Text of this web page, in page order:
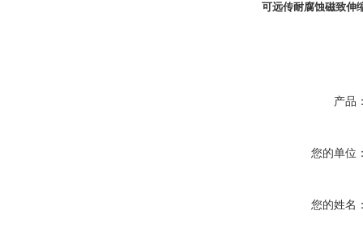
可远传耐腐蚀磁致伸
产品
您的单位
您的姓名